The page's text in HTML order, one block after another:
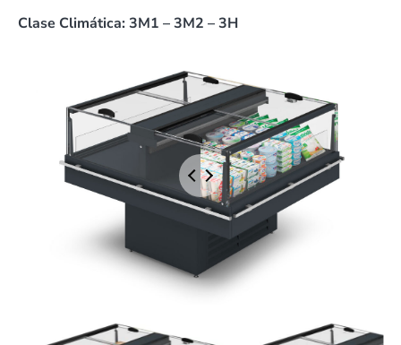
Clase Climática: 3M1 – 3M2 – 3H